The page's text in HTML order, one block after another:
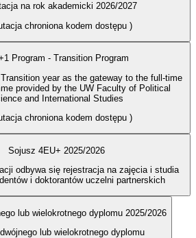
na rok akademicki 2026/2027
chroniona kodem dostępu )
Program - Transition Program
year as the gateway to the full-time
provided by the UW Faculty of Political
and International Studies
chroniona kodem dostępu )
Sojusz 4EU+ 2025/2026
odbywa się rejestracja na zajęcia i studia
i doktorantów uczelni partnerskich
lub wielokrotnego dyplomu 2025/2026
lub wielokrotnego dyplomu